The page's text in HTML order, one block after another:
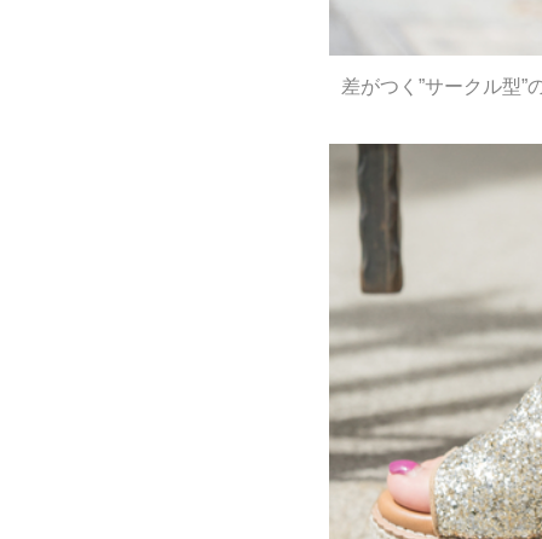
差がつく”サークル型”